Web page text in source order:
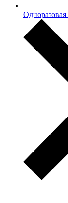
Одноразовая